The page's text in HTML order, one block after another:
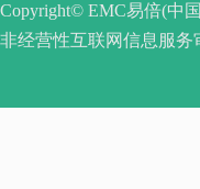
Copyright© EMC易倍(中
非经营性互联网信息服务